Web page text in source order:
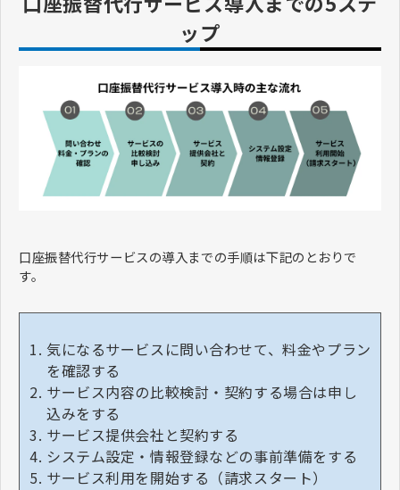
ップ
口座振替代行サービスの導入までの手順は下記のとおりで
す。
気になるサービスに問い合わせて、料金やプラン
を確認する
サービス内容の比較検討・契約する場合は申し
込みをする
サービス提供会社と契約する
システム設定・情報登録などの事前準備をする
サービス利用を開始する（請求スタート）